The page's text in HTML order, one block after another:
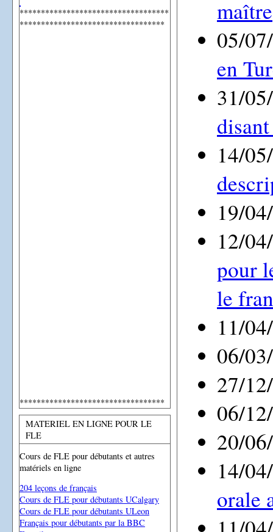
***********************************
**********************************
**********************************
MATERIEL EN LIGNE POUR LE
FLE
Cours de FLE pour débutants et autres
matériels en ligne
204 leçons de français
Cours de FLE pour débutants UCalgary
Cours de FLE pour débutants ULeon
Français pour débutants par la BBC
maître
05/
en
31/
14/
19/
12/
pour
le
11/
06/
27/
06/
20/
14/
orale